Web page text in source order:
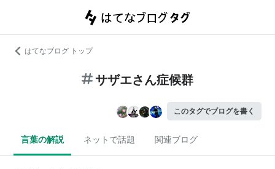
はてなブログ トップ
サザエさん症候群
このタグでブログを書く
言葉の解説 ネットで話題 関連ブログ